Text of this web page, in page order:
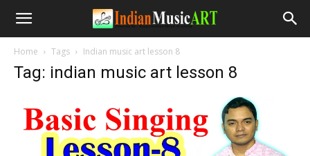
Home Tags Indian music art lesson 8
Tag: indian music art lesson 8